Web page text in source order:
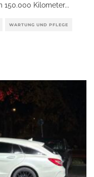
150.000 Kilometer...
WARTUNG UND PFLEGE